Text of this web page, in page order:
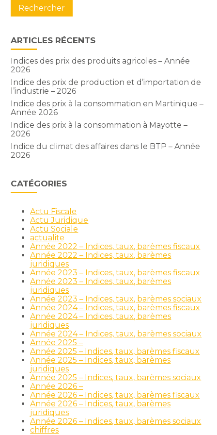
ARTICLES RÉCENTS
Indices des prix des produits agricoles – Année
2026
Indice des prix de production et d’importation de
l’industrie – 2026
Indice des prix à la consommation en Martinique –
Année 2026
Indice des prix à la consommation à Mayotte –
2026
Indice du climat des affaires dans le BTP – Année
2026
CATÉGORIES
Actu Fiscale
Actu Juridique
Actu Sociale
actualite
Année 2022 – Indices, taux, barèmes fiscaux
Année 2022 – Indices, taux, barèmes
juridiques
Année 2023 – Indices, taux, barèmes fiscaux
Année 2023 – Indices, taux, barèmes
juridiques
Année 2023 – Indices, taux, barèmes sociaux
Année 2024 – Indices, taux, barèmes fiscaux
Année 2024 – Indices, taux, barèmes
juridiques
Année 2024 – Indices, taux, barèmes sociaux
Année 2025 –
Année 2025 – Indices, taux, barèmes fiscaux
Année 2025 – Indices, taux, barèmes
juridiques
Année 2025 – Indices, taux, barèmes sociaux
Année 2026 –
Année 2026 – Indices, taux, barèmes fiscaux
Année 2026 – Indices, taux, barèmes
juridiques
Année 2026 – Indices, taux, barèmes sociaux
chiffres